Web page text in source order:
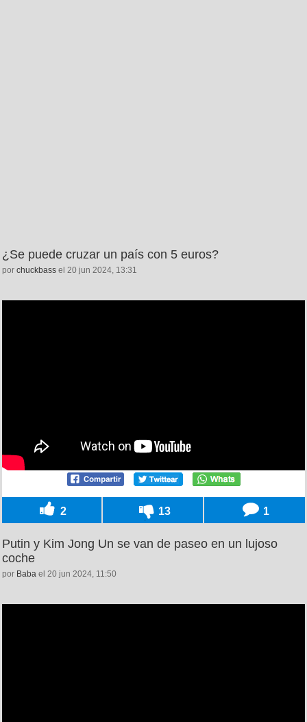
¿Se puede cruzar un país con 5 euros?
por chuckbass el 20 jun 2024, 13:31
2 13 1
Putin y Kim Jong Un se van de paseo en un lujoso
coche
por Baba el 20 jun 2024, 11:50